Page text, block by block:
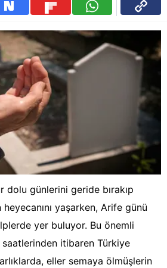
dolu günlerini geride bırakıp
yaşarken, Arife günü
yer buluyor. Bu önemli
saatlerinden itibaren Türkiye
eller semaya ölmüşlerin